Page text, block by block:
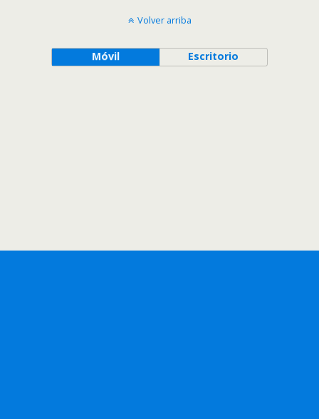
Volver arriba
Móvil Escritorio